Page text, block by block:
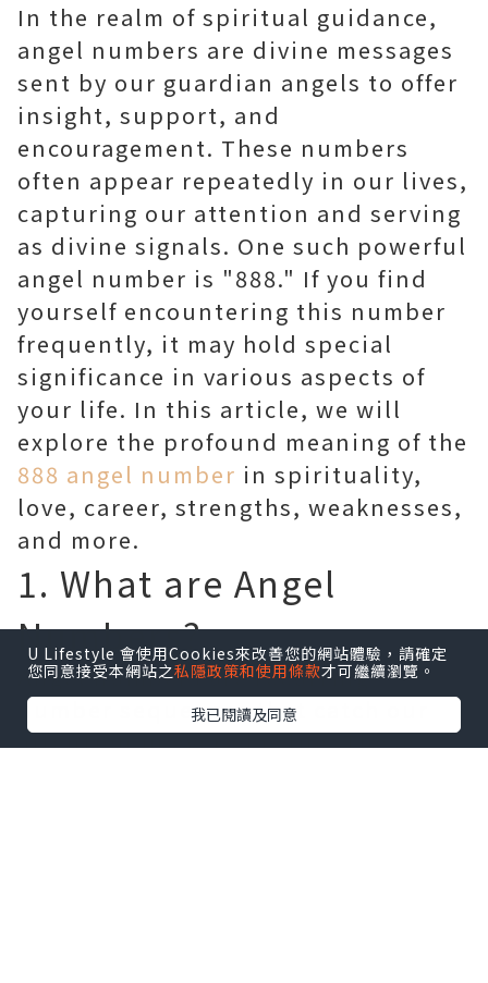
In the realm of spiritual guidance,
angel numbers are divine messages
sent by our guardian angels to offer
insight, support, and
encouragement. These numbers
often appear repeatedly in our lives,
capturing our attention and serving
as divine signals. One such powerful
angel number is "888." If you find
yourself encountering this number
frequently, it may hold special
significance in various aspects of
your life. In this article, we will
explore the profound meaning of the
888 angel number in spirituality,
love, career, strengths, weaknesses,
and more.
1. What are Angel
Numbers?
Angel numbers are recurring
number sequences that catch our
attention in everyday life. These
U Lifestyle 會使用Cookies來改善您的網站體驗，請確定
您同意接受本網站之私隱政策和使用條款才可繼續瀏覽。
我已閱讀及同意